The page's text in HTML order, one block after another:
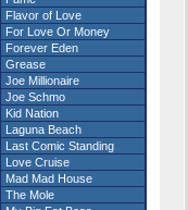
Flavor of Love
For Love Or Money
Forever Eden
Grease
Joe Millionaire
Joe Schmo
Kid Nation
Laguna Beach
Last Comic Standing
Love Cruise
Mad Mad House
The Mole